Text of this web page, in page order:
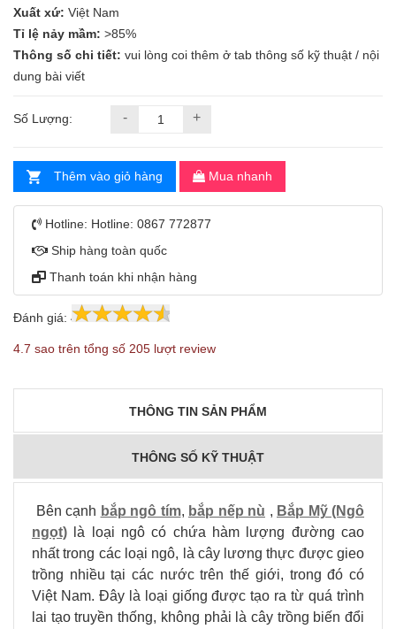
Xuất xứ: Việt Nam
Tỉ lệ nảy mầm: >85%
Thông số chi tiết: vui lòng coi thêm ở tab thông số kỹ thuật / nội
dung bài viết
Số Lượng: - +
Thêm vào giỏ hàng Mua nhanh
Hotline: Hotline: 0867 772877
Ship hàng toàn quốc
Thanh toán khi nhận hàng
Đánh giá: 4.7 205
4.7 sao trên tổng số 205 lượt review
THÔNG TIN SẢN PHẨM
THÔNG SỐ KỸ THUẬT
Bên cạnh bắp ngô tím, bắp nếp nù , Bắp Mỹ (Ngô
ngọt) là loại ngô có chứa hàm lượng đường cao
nhất trong các loại ngô, là cây lương thực được gieo
trồng nhiều tại các nước trên thế giới, trong đó có
Việt Nam. Đây là loại giống được tạo ra từ quá trình
lai tạo truyền thống, không phải là cây trồng biến đổi